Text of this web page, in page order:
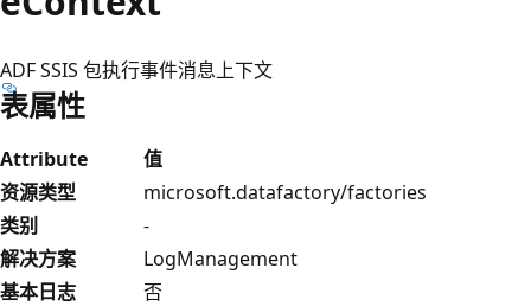
ADF SSIS 包执行事件消息上下文
表属性
Attribute
值
资源类型
microsoft.datafactory/factories
类别
-
解决方案
LogManagement
基本日志
否